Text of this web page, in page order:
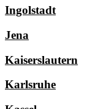
Ingolstadt
Jena
Kaiserslautern
Karlsruhe